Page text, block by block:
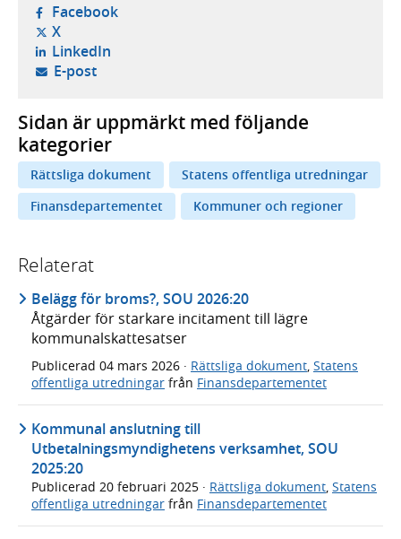
Facebook- öppnas i ny flik, extern webbplats,
X- öppnas i ny flik, extern webbplats,
LinkedIn- öppnas i ny flik, extern webbplats,
E-post- öppnar din e-postklient,
Sidan är uppmärkt med följande
kategorier
Rättsliga dokument
Statens offentliga utredningar
Finansdepartementet
Kommuner och regioner
Relaterat
Belägg för broms?, SOU 2026:20
Åtgärder för starkare incitament till lägre
kommunalskattesatser
Publicerad 04 mars 2026 · Rättsliga dokument Statens
offentliga utredningar från Finansdepartementet
Kommunal anslutning till
Utbetalningsmyndighetens verksamhet, SOU
2025:20
Publicerad 20 februari 2025 · Rättsliga dokument, Statens
offentliga utredningar från Finansdepartementet